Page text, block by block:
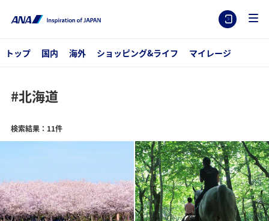
トップ 国内 海外 ショッピング&ライフ マイレージ
#北海道
検索結果：11件